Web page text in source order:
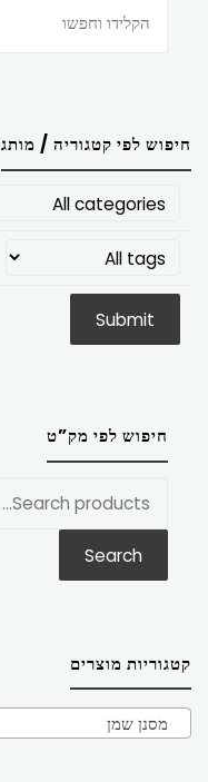
חיפוש לפי קטגוריה / מותג
חיפוש לפי מק”ט
Search
קטגוריות מוצרים
מסנן שמן